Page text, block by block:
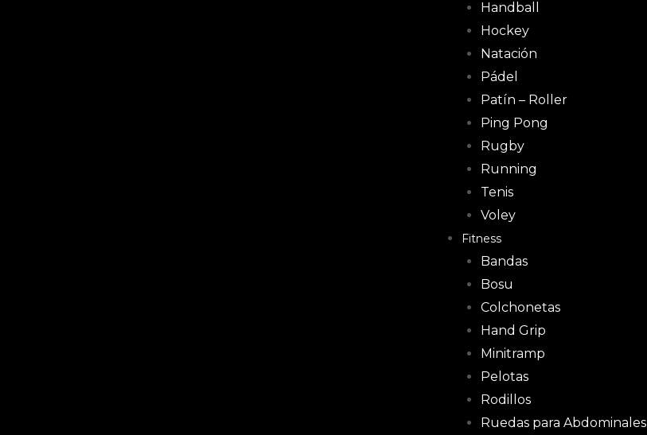
Handball
Hockey
Natación
Pádel
Patín – Roller
Ping Pong
Rugby
Running
Tenis
Voley
Fitness
Bandas
Bosu
Colchonetas
Hand Grip
Minitramp
Pelotas
Rodillos
Ruedas para Abdominales